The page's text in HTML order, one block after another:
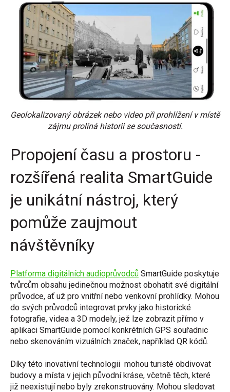
Geolokalizovaný obrázek nebo video při prohlížení v místě
zájmu prolíná historii se současností.
Propojení času a prostoru -
rozšířená realita SmartGuide
je unikátní nástroj, který
pomůže zaujmout
návštěvníky
Platforma digitálních audioprůvodců SmartGuide poskytuje
tvůrcům obsahu jedinečnou možnost obohatit své digitální
průvodce, ať už pro vnitřní nebo venkovní prohlídky. Mohou
do svých průvodců integrovat prvky jako historické
fotografie, videa a 3D modely, jež lze zobrazit přímo v
aplikaci SmartGuide pomocí konkrétních GPS souřadnic
nebo skenováním vizuálních značek, například QR kódů.
Díky této inovativní technologii mohou turisté obdivovat
budovy a místa v jejich původní kráse, včetně těch, které
již neexistují nebo byly zrekonstruovány. Mohou sledovat